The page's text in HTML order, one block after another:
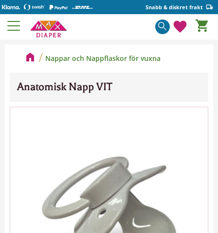
Meny
Snabb & diskret frakt
Nappar och Nappflaskor för vuxna
Anatomisk Napp VIT